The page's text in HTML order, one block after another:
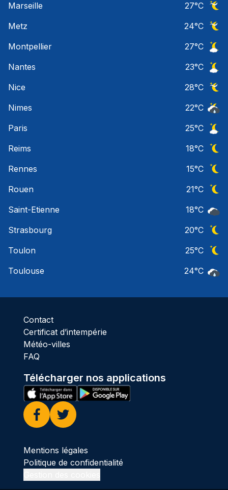
Marseille
27°C
Metz
24°C
Montpellier
27°C
Nantes
23°C
Nice
28°C
Nimes
22°C
Paris
25°C
Reims
18°C
Rennes
15°C
Rouen
21°C
Saint-Etienne
18°C
Strasbourg
20°C
Toulon
25°C
Toulouse
24°C
Contact
Certificat d’intempérie
Météo-villes
FAQ
Télécharger nos applications
Facebook
Twitter
Mentions légales
Politique de confidentialité